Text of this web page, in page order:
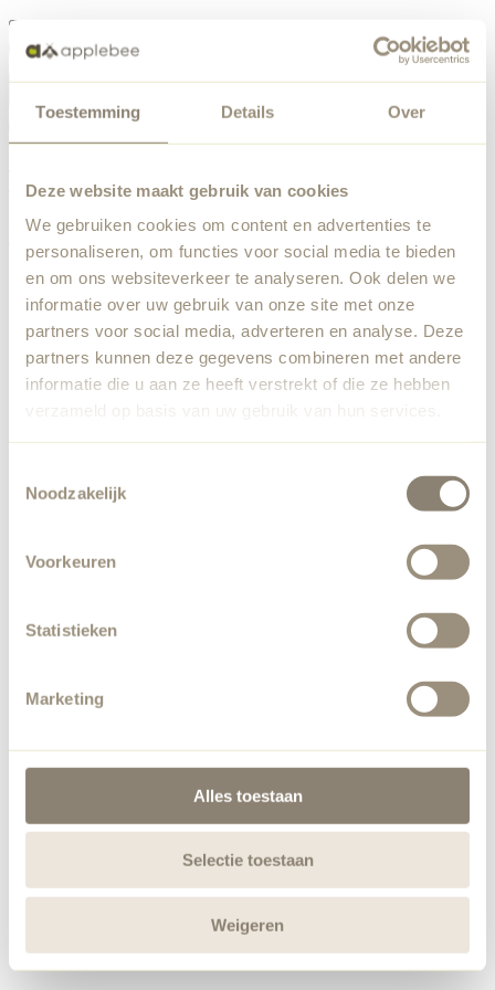
Toestemming Details Over
Deze website maakt gebruik van cookies
We gebruiken cookies om content en advertenties te
personaliseren, om functies voor social media te bieden
en om ons websiteverkeer te analyseren. Ook delen we
informatie over uw gebruik van onze site met onze
partners voor social media, adverteren en analyse. Deze
partners kunnen deze gegevens combineren met andere
informatie die u aan ze heeft verstrekt of die ze hebben
verzameld op basis van uw gebruik van hun services.
Noodzakelijk
Voorkeuren
Statistieken
Marketing
Alles toestaan
Selectie toestaan
Weigeren
Etwas ist schiefgelaufen
Team wurde benachrichtigt.
Zurück zur Startseite